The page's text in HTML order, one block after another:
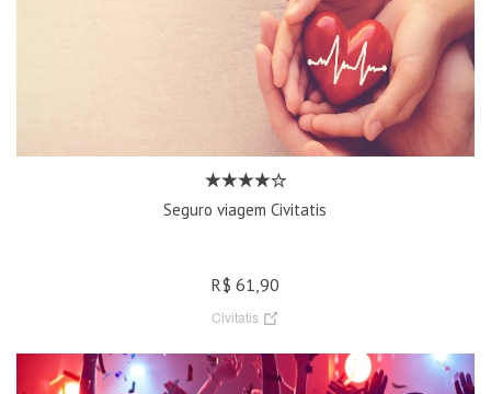
Seguro viagem Civitatis
R$ 61,90
Civitatis